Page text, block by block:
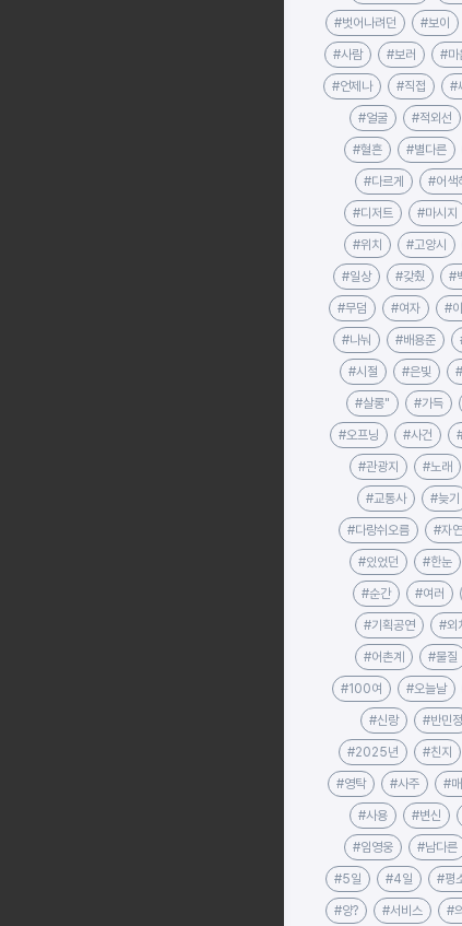
#벗어나려던 #보이
#사람 #보러 #마
#언제나 #직접 #
#얼굴 #적외선
#혈흔 #별다른
#다르게 #어색
#디저트 #마시지
#위치 #고양시
#일상 #갖췄 #
#무덤 #여자 #
#나눠 #배용준
#시절 #은빛
#살롱" #가득
#오프닝 #사건
#관광지 #노래
#교통사 #늦기
#다랑쉬오름 #자연
#있었던 #한눈
#순간 #여러
#기획공연 #외
#어촌계 #물질
#100여 #오늘날
#신랑 #반민정
#2025년 #친지
#영탁 #사주 #
#사용 #변신
#임영웅 #남다른
#5일 #4일 #평
#양? #서비스 #